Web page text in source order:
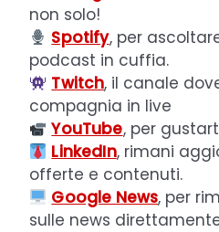
non solo!
Spotify, per
podcast in cuffia.
Twitch, il canale
compagnia in live
YouTube, per
LinkedIn, rimani
offerte e contenuti.
Google News, per
sulle news